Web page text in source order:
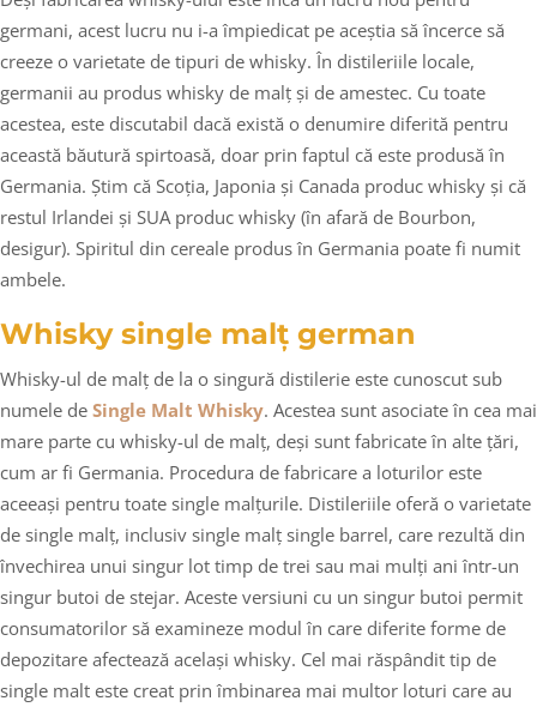
germani, acest lucru nu i-a împiedicat pe aceștia să încerce să
creeze o varietate de tipuri de whisky. În distileriile locale,
germanii au produs whisky de malț și de amestec. Cu toate
acestea, este discutabil dacă există o denumire diferită pentru
această băutură spirtoasă, doar prin faptul că este produsă în
Germania. Știm că Scoția, Japonia și Canada produc whisky și că
restul Irlandei și SUA produc whisky (în afară de Bourbon,
desigur). Spiritul din cereale produs în Germania poate fi numit
ambele.
Whisky single malț german
Whisky-ul de malț de la o singură distilerie este cunoscut sub
numele de Single Malt Whisky. Acestea sunt asociate în cea mai
mare parte cu whisky-ul de malț, deși sunt fabricate în alte țări,
cum ar fi Germania. Procedura de fabricare a loturilor este
aceeași pentru toate single malțurile. Distileriile oferă o varietate
de single malț, inclusiv single malț single barrel, care rezultă din
învechirea unui singur lot timp de trei sau mai mulți ani într-un
singur butoi de stejar. Aceste versiuni cu un singur butoi permit
consumatorilor să examineze modul în care diferite forme de
depozitare afectează același whisky. Cel mai răspândit tip de
single malt este creat prin îmbinarea mai multor loturi care au